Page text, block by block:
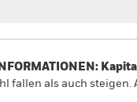
fallen als auch